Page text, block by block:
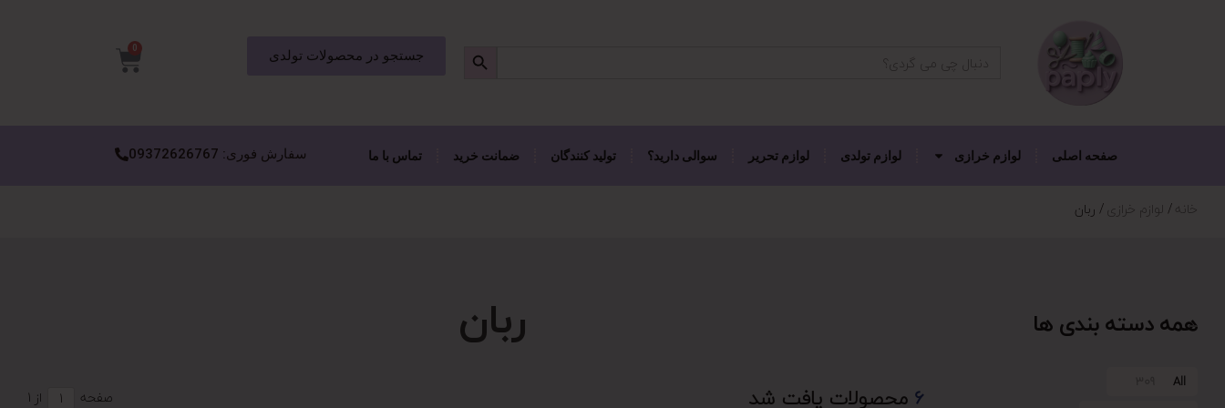
جستجو در محصولات تولدی 0
صفحه اصلی لوازم خرازی لوازم تولدی لوازم تحریر سوالی دارید؟ تولید کنندگان ضمانت خرید تماس با ما سفارش فوری: 09372626767
خانه لوازم خرازی ربان
ربان
6 محصولات یافت شد صفحه از 1
همه دسته بندی ها
All